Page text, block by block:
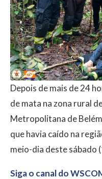
Depois de mais de 24
de mata na zona rural
Metropolitana de
que havia caído na
meio-dia deste sábado
Siga o canal do